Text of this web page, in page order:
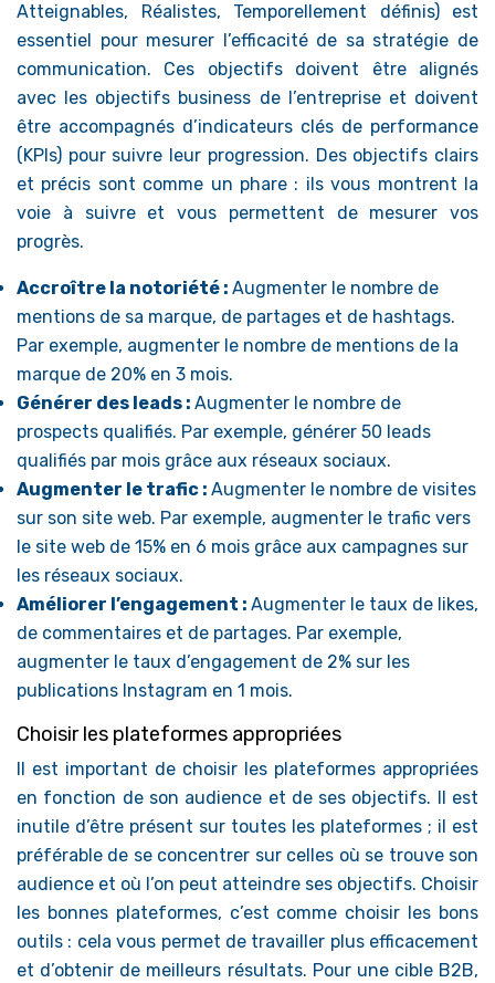
Atteignables, Réalistes, Temporellement définis) est
essentiel pour mesurer l’efficacité de sa stratégie de
communication. Ces objectifs doivent être alignés
avec les objectifs business de l’entreprise et doivent
être accompagnés d’indicateurs clés de performance
(KPIs) pour suivre leur progression. Des objectifs clairs
et précis sont comme un phare : ils vous montrent la
voie à suivre et vous permettent de mesurer vos
progrès.
Accroître la notoriété : Augmenter le nombre de
mentions de sa marque, de partages et de hashtags.
Par exemple, augmenter le nombre de mentions de la
marque de 20% en 3 mois.
Générer des leads : Augmenter le nombre de
prospects qualifiés. Par exemple, générer 50 leads
qualifiés par mois grâce aux réseaux sociaux.
Augmenter le trafic : Augmenter le nombre de visites
sur son site web. Par exemple, augmenter le trafic vers
le site web de 15% en 6 mois grâce aux campagnes sur
les réseaux sociaux.
Améliorer l’engagement : Augmenter le taux de likes,
de commentaires et de partages. Par exemple,
augmenter le taux d’engagement de 2% sur les
publications Instagram en 1 mois.
Choisir les plateformes appropriées
Il est important de choisir les plateformes appropriées
en fonction de son audience et de ses objectifs. Il est
inutile d’être présent sur toutes les plateformes ; il est
préférable de se concentrer sur celles où se trouve son
audience et où l’on peut atteindre ses objectifs. Choisir
les bonnes plateformes, c’est comme choisir les bons
outils : cela vous permet de travailler plus efficacement
et d’obtenir de meilleurs résultats. Pour une cible B2B,